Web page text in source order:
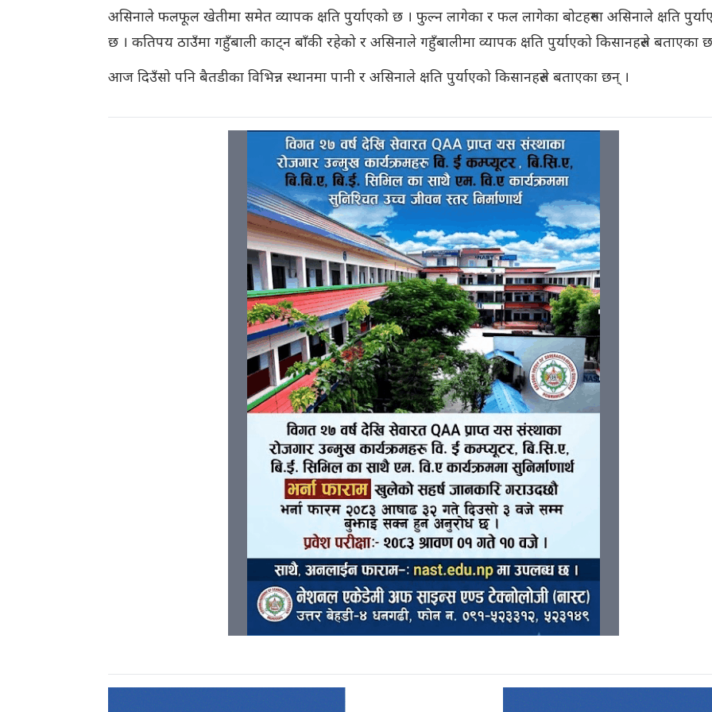
असिनाले फलफूल खेतीमा समेत व्यापक क्षति पुर्याएको छ । फुल्न लागेका र फल लागेका बोटहरुमा असिनाले क्षति
छ । कतिपय ठाउँमा गहुँबाली काट्न बाँकी रहेको र असिनाले गहुँबालीमा व्यापक क्षति पुर्याएको किसानहरुले बताएका
आज दिउँसो पनि बैतडीका विभिन्न स्थानमा पानी र असिनाले क्षति पुर्याएको किसानहरुले बताएका छन् ।